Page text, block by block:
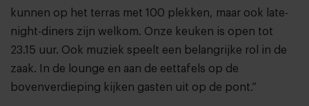
kunnen op het terras met 100 plekken, maar ook late-
night-diners zijn welkom. Onze keuken is open tot
23.15 uur. Ook muziek speelt een belangrijke rol in de
zaak. In de lounge en aan de eettafels op de
bovenverdieping kijken gasten uit op de pont.”